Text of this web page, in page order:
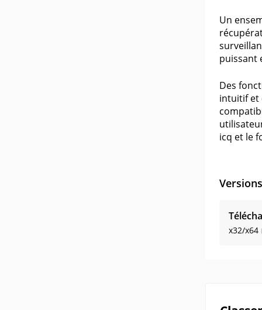
Un
puissant
Des
intuitif et
icq et le
Versions
x32/x64